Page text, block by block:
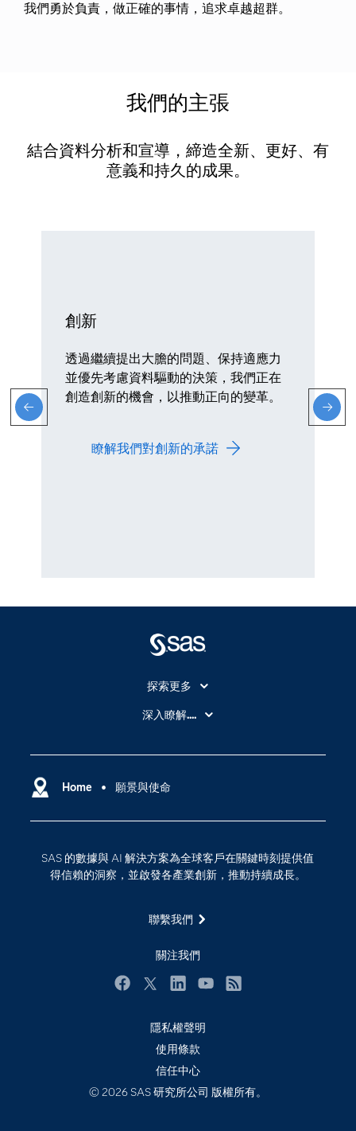
我們勇於負責，做正確的事情，追求卓越超群。
我們的主張
結合資料分析和宣導，締造全新、更好、有
意義和持久的成果。
創新
透過繼續提出大膽的問題、保持適應力
並優先考慮資料驅動的決策，我們正在
創造創新的機會，以推動正向的變革。
瞭解我們對創新的承諾
Home 願景與使命
SAS 的數據與 AI 解決方案為全球客戶在關鍵時刻提供值
得信賴的洞察，並啟發各產業創新，推動持續成長。
聯繫我們
關注我們
探索更多
About SAS
SAS Viya
Why SAS？
探索工作機會
最新消息
活動
產品
產業
社群
解決方案
深入瞭解....
數位轉型
雲端計算
隱私權聲明
使用條款
信任中心
© 2026 SAS 研究所公司 版權所有。